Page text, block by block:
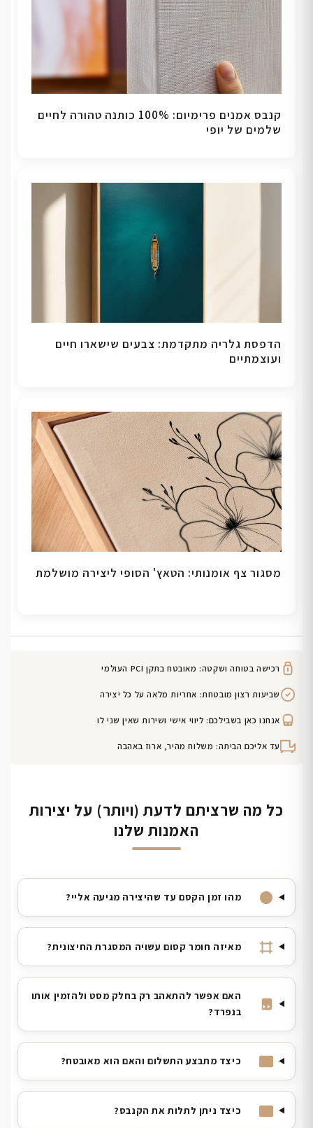
קנבס אמנים פרימיום: 100% כותנה טהורה לחיים
שלמים של יופי
הדפסת גלריה מתקדמת: צבעים שישארו חיים
ועוצמתיים
מסגור צף אומנותי: הטאץ' הסופי ליצירה מושלמת
רכישה בטוחה ושקטה: מאובטח בתקן PCI העולמי
שביעות רצון מובטחת: אחריות מלאה על כל יצירה
אנחנו כאן בשבילכם: ליווי אישי ושירות שאין שני לו
עד אליכם הביתה: משלוח מהיר, ארוז באהבה
כל מה שרציתם לדעת (ויותר) על יצירות
האמנות שלנו
מהו זמן הקסם עד שהיצירה מגיעה אליי?
מאיזה חומר קסום עשויה המסגרת החיצונית?
האם אפשר להתאהב רק בחלק מסט ולהזמין אותו
בנפרד?
כיצד מתבצע התשלום והאם הוא מאובטח?
כיצד ניתן לתלות את הקנבס?